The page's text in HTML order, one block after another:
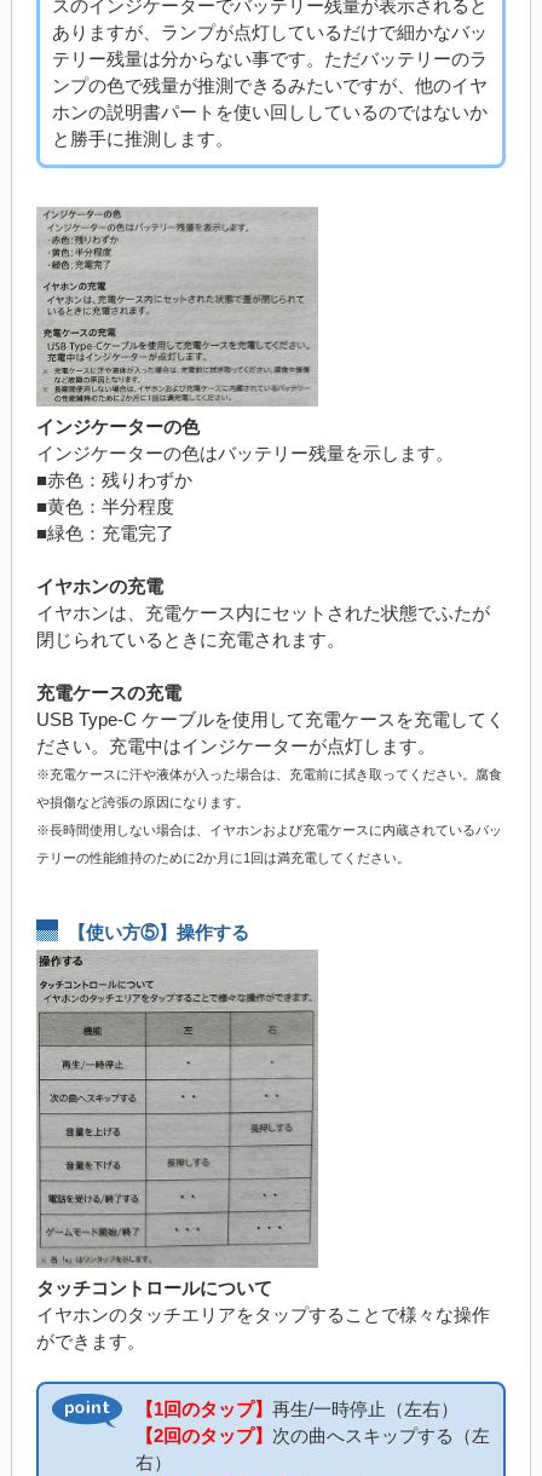
スのインジケーターでバッテリー残量が表示されると
ありますが、ランプが点灯しているだけで細かなバッ
テリー残量は分からない事です。ただバッテリーのラ
ンプの色で残量が推測できるみたいですが、他のイヤ
ホンの説明書パートを使い回ししているのではないか
と勝手に推測します。
インジケーターの色
インジケーターの色はバッテリー残量を示します。
■赤色：残りわずか
■黄色：半分程度
■緑色：充電完了
イヤホンの充電
イヤホンは、充電ケース内にセットされた状態でふたが
閉じられているときに充電されます。
充電ケースの充電
USB Type-C ケーブルを使用して充電ケースを充電してく
ださい。充電中はインジケーターが点灯します。
※充電ケースに汗や液体が入った場合は、充電前に拭き取ってください。腐食
や損傷など誇張の原因になります。
※長時間使用しない場合は、イヤホンおよび充電ケースに内蔵されているバッ
テリーの性能維持のために2か月に1回は満充電してください。
【使い方⑤】操作する
タッチコントロールについて
イヤホンのタッチエリアをタップすることで様々な操作
ができます。
【1回のタップ】 再生/一時停止（左右）
【2回のタップ】 次の曲へスキップする（左
右）